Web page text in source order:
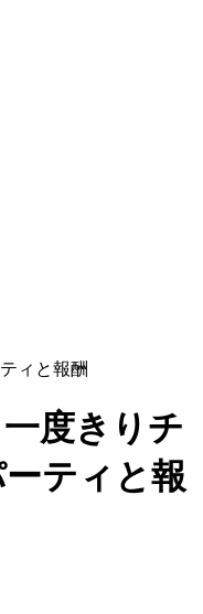
ィと報酬
度きりチ
ティと報